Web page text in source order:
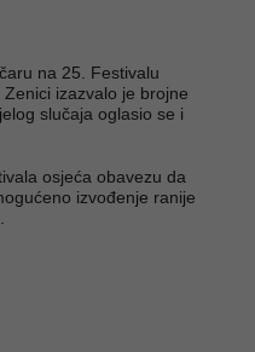
na 25. Festivalu
izazvalo je brojne
slučaja oglasio se i
osjeća obavezu da
izvođenje ranije